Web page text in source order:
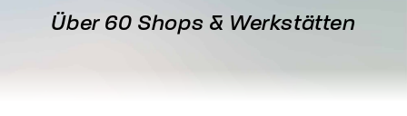
Über 60 Shops & Werkstätten